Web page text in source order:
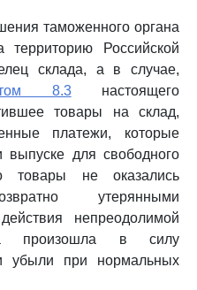
таможенного органа
Российской
склада, а в случае,
8.3настоящего
товары на склад,
платежи, которые
для свободного
товары не оказались
утерянными
непреодолимой
произошла в силу
убыли при нормальных